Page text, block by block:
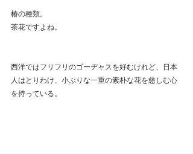
椿の種類。
茶花ですよね。
西洋ではフリフリのゴーヂャスを好むけれど、日本
人はとりわけ、小ぶりな一重の素朴な花を慈しむ心
を持っている。